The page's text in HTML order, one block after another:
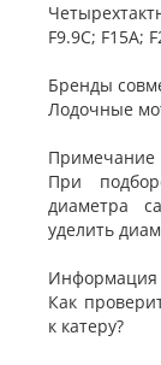
F9.9C; F15A;
Бренды
Лодочные
Примечание
При
диаметра
уделить
Информация
Как
к катеру?